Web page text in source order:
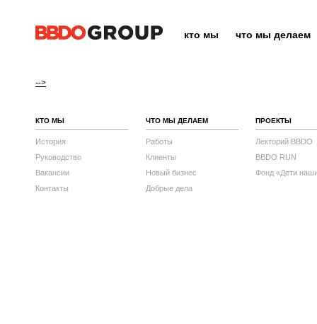
кто мы что мы делаем
-->
КТО МЫ
История
Руководство
Вакансии
Контакты
ЧТО МЫ ДЕЛАЕМ
Работы
Клиенты
Новый бизнес
Добрые дела
ПРОЕКТЫ
Лекторий BBDO
BBDO RUN
Фонд «Дети